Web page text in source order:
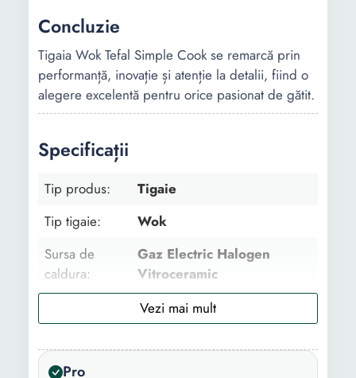
Concluzie
Tigaia Wok Tefal Simple Cook se remarcă prin
performanță, inovație și atenție la detalii, fiind o
alegere excelentă pentru orice pasionat de gătit.
Specificații
Tip produs:
Tigaie
Tip tigaie:
Wok
Sursa de
caldura:
Gaz Electric Halogen
Vitroceramic
bucati/set:
1
Pro